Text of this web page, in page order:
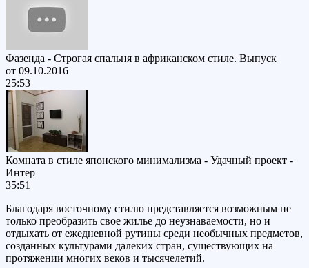
Фазенда - Строгая спальня в африканском стиле. Выпуск
от 09.10.2016
25:53
Комната в стиле японского минимализма - Удачный проект -
Интер
35:51
Благодаря восточному стилю представляется возможным не
только преобразить свое жилье до неузнаваемости, но и
отдыхать от ежедневной рутины среди необычных предметов,
созданных культурами далеких стран, существующих на
протяжении многих веков и тысячелетий.